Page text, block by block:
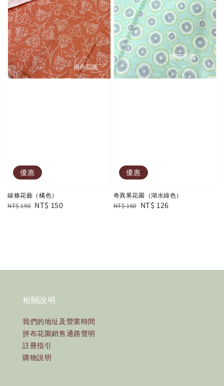
優惠
線條花藝（橘色）
Regular
NT$ 190 Sale
NT$ 150
優惠
奇異果花園（湖水綠色）
Regular
NT$ 160 Sale
NT$ 126
相關說明
我們的地址及營業時間
拼布花園銷售通路聲明
註冊指引
購物說明